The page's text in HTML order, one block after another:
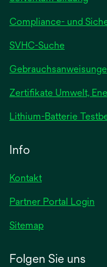
Compliance- und
SVHC-Suche
Zertifikate Umwelt,
Lithium-Batterie
Info
Kontakt
Partner Portal Login
Sitemap
Folgen Sie uns